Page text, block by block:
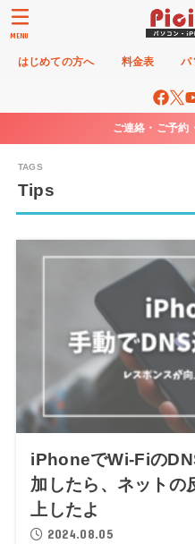
はじめての方へ 料金表 パ
MENU
ご連絡・ご予約
Tips
iPhoneでWi-Fiの
加したら、ネットの
上したよ
2024.08.05